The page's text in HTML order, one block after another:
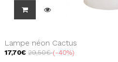
Lampe néon Cactus
17,70€ 29,50€ -40%